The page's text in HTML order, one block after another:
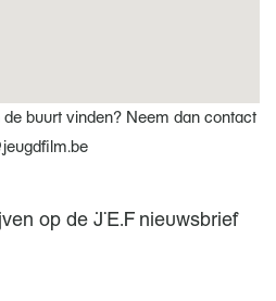
de buurt vinden? Neem dan contact
op de JEF nieuwsbrief